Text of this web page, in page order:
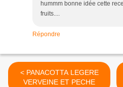
hummm bonne idée cette
fruits....
Répondre
< PANACOTTA LEGERE
VERVEINE ET PECHE